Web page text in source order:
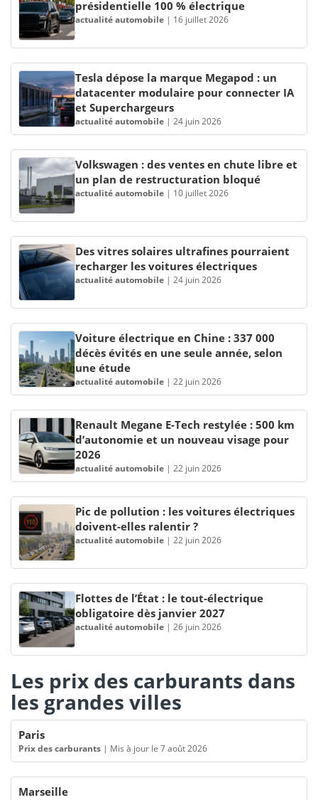
présidentielle 100 % électrique
actualité automobile | 16 juillet 2026
Tesla dépose la marque Megapod : un
datacenter modulaire pour connecter IA
et Superchargeurs
actualité automobile | 24 juin 2026
Volkswagen : des ventes en chute libre et
un plan de restructuration bloqué
actualité automobile | 10 juillet 2026
Des vitres solaires ultrafines pourraient
recharger les voitures électriques
actualité automobile | 24 juin 2026
Voiture électrique en Chine : 337 000
décès évités en une seule année, selon
une étude
actualité automobile | 22 juin 2026
Renault Megane E-Tech restylée : 500 km
d’autonomie et un nouveau visage pour
2026
actualité automobile | 22 juin 2026
Pic de pollution : les voitures électriques
doivent-elles ralentir ?
actualité automobile | 22 juin 2026
Flottes de l’État : le tout-électrique
obligatoire dès janvier 2027
actualité automobile | 26 juin 2026
Les prix des carburants dans
les grandes villes
Paris
Prix des carburants | Mis à jour le 7 août 2026
Marseille